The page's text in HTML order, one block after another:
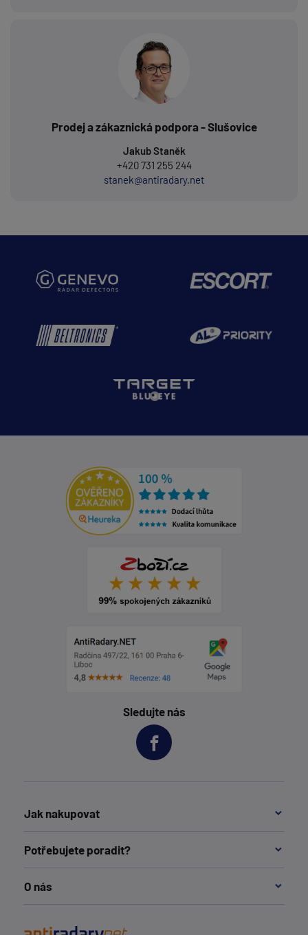
Prodej a zákaznická podpora - Slušovice
Jakub Staněk
+420 731 255 244
stanek@antiradary.net
Sledujte nás
Jak nakupovat
Potřebujete poradit?
O nás